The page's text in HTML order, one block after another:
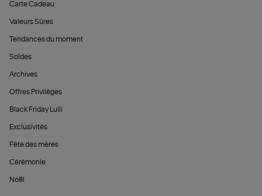
Carte Cadeau
Valeurs Sûres
Tendances du moment
Soldes
Archives
Offres Privilèges
Black Friday Lulli
Exclusivités
Fête des mères
Cérémonie
Noël